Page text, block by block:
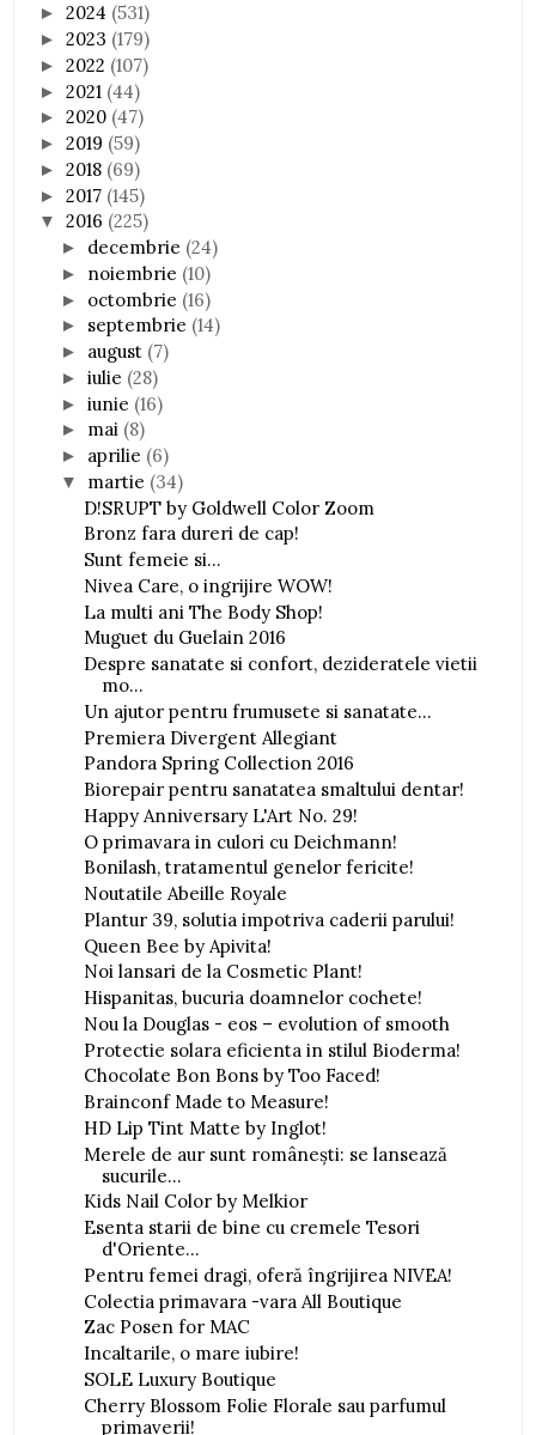
►2024 (531)
►2023 (179)
►2022 (107)
►2021 (44)
►2020 (47)
►2019 (59)
►2018 (69)
►2017 (145)
▼2016 (225)
► decembrie (24)
► noiembrie (10)
► octombrie (16)
► septembrie (14)
► august (7)
►iulie (28)
►iunie (16)
► mai (8)
► aprilie (6)
▼ martie (34)
D!SRUPT by Goldwell Color Zoom
Bronz fara dureri de cap!
Sunt femeie si...
Nivea Care, o ingrijire WOW!
La multi ani The Body Shop!
Muguet du Guelain 2016
Despre sanatate si confort, dezideratele vietii
mo...
Un ajutor pentru frumusete si sanatate...
Premiera Divergent Allegiant
Pandora Spring Collection 2016
Biorepair pentru sanatatea smaltului dentar!
Happy Anniversary L'Art No. 29!
O primavara in culori cu Deichmann!
Bonilash, tratamentul genelor fericite!
Noutatile Abeille Royale
Plantur 39, solutia impotriva caderii parului!
Queen Bee by Apivita!
Noi lansari de la Cosmetic Plant!
Hispanitas, bucuria doamnelor cochete!
Nou la Douglas - eos – evolution of smooth
Protectie solara eficienta in stilul Bioderma!
Chocolate Bon Bons by Too Faced!
Brainconf Made to Measure!
HD Lip Tint Matte by Inglot!
Merele de aur sunt româneşti: se lansează
sucurile...
Kids Nail Color by Melkior
Esenta starii de bine cu cremele Tesori
d'Oriente...
Pentru femei dragi, oferă îngrijirea NIVEA!
Colectia primavara -vara All Boutique
Zac Posen for MAC
Incaltarile, o mare iubire!
SOLE Luxury Boutique
Cherry Blossom Folie Florale sau parfumul
primaverii!